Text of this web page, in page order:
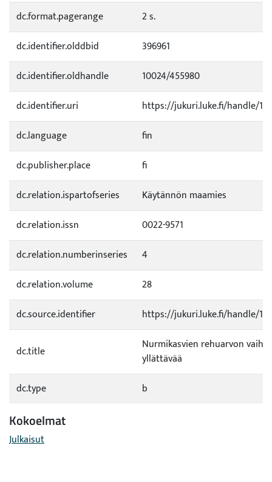
dc.format.pagerange
2 s.
dc.identifier.olddbid
396961
dc.identifier.oldhandle
10024/455980
dc.identifier.uri
https://jukuri.luke.fi/handle/
dc.language
fin
dc.publisher.place
fi
dc.relation.ispartofseries
Käytännön maamies
dc.relation.issn
0022-9571
dc.relation.numberinseries
4
dc.relation.volume
28
dc.source.identifier
https://jukuri.luke.fi/handle/
dc.title
Nurmikasvien rehuarvon
yllättävää
dc.type
b
Kokoelmat
Julkaisut